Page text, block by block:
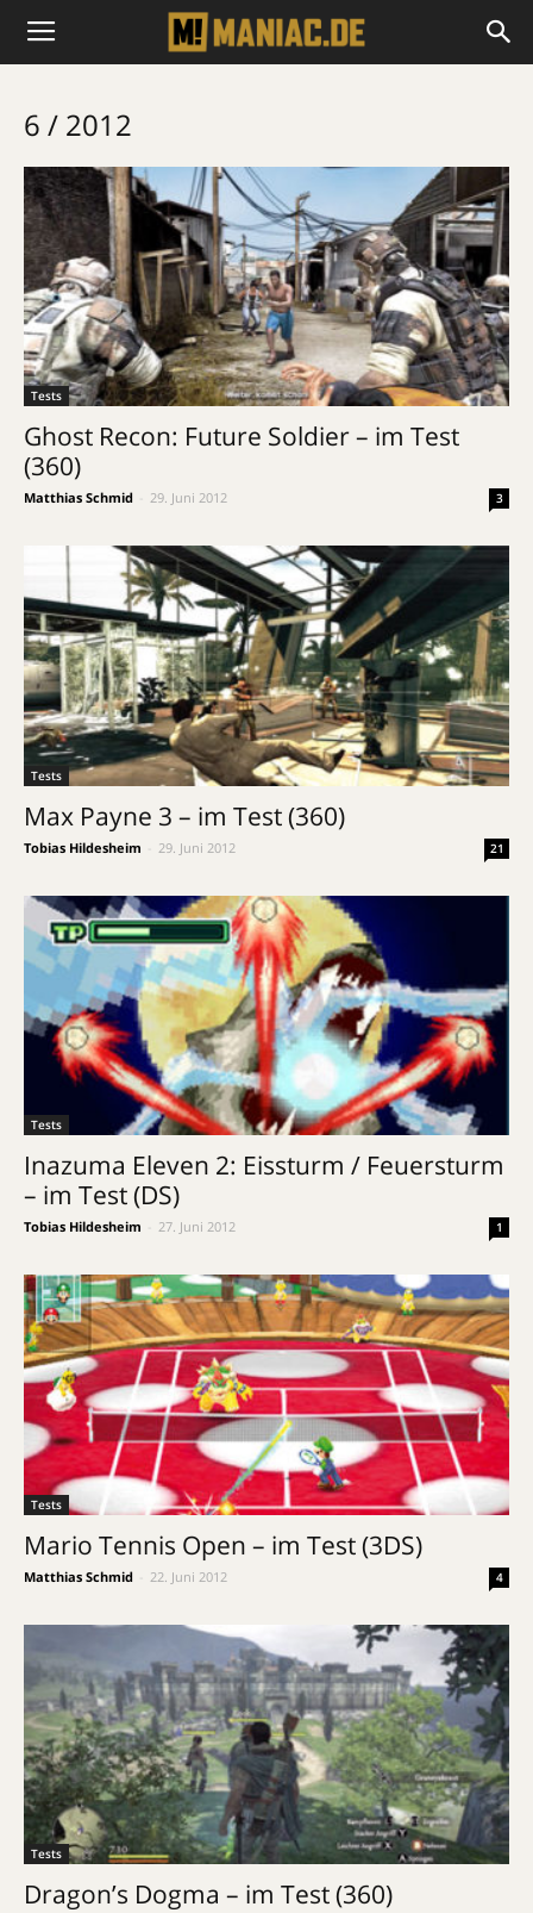
6 / 2012
Tests
Ghost Recon: Future Soldier – im Test
(360)
Matthias Schmid 29. Juni 2012 3
Tests
Max Payne 3 – im Test (360)
Tobias Hildesheim 29. Juni 2012 21
Tests
Inazuma Eleven 2: Eissturm / Feuersturm
– im Test (DS)
Tobias Hildesheim 27. Juni 2012 1
Tests
Mario Tennis Open – im Test (3DS)
Matthias Schmid 22. Juni 2012 4
Tests
Dragon’s Dogma – im Test (360)